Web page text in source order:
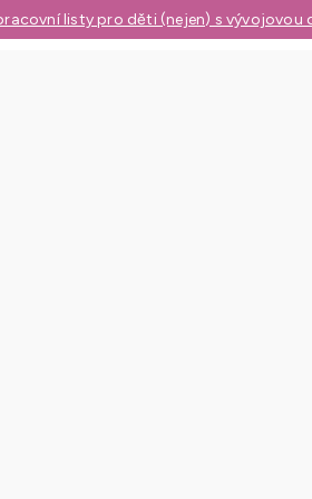
listy pro děti (nejen) s vývojovou